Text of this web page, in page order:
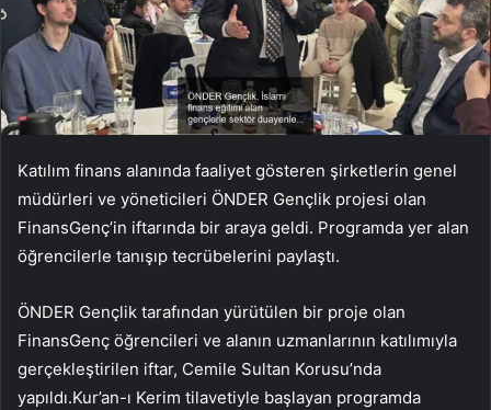
Katılım finans alanında faaliyet gösteren şirketlerin genel
müdürleri ve yöneticileri ÖNDER Gençlik projesi olan
FinansGenç’in iftarında bir araya geldi. Programda yer alan
öğrencilerle tanışıp tecrübelerini paylaştı.
ÖNDER Gençlik tarafından yürütülen bir proje olan
FinansGenç öğrencileri ve alanın uzmanlarının katılımıyla
gerçekleştirilen iftar, Cemile Sultan Korusu’nda
yapıldı.Kur’an-ı Kerim tilavetiyle başlayan programda